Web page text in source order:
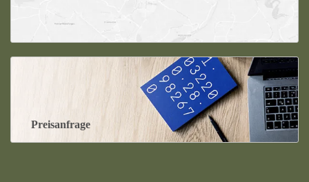
Preisanfrage